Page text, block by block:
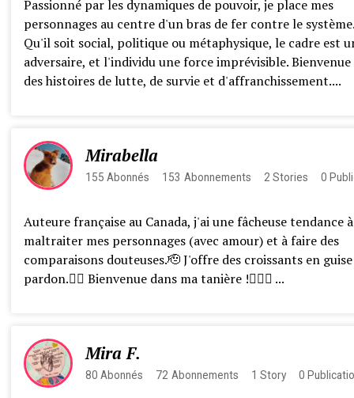
Passionné par les dynamiques de pouvoir, je place mes
personnages au centre d'un bras de fer contre le système.
Qu'il soit social, politique ou métaphysique, le cadre est
adversaire, et l'individu une force imprévisible. Bienvenue
des histoires de lutte, de survie et d'affranchissement....
Mirabella
155 Abonnés 153 Abonnements 2 Stories 0
Auteure française au Canada, j'ai une fâcheuse tendance à
maltraiter mes personnages (avec amour) et à faire des
comparaisons douteuses.🫡 J'offre des croissants en
pardon.🙂‍↕️ Bienvenue dans ma tanière !😶‍🌫️🖤 ...
Mira F.
80 Abonnés 72 Abonnements 1 Story 0